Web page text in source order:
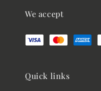
We accept
Quick links